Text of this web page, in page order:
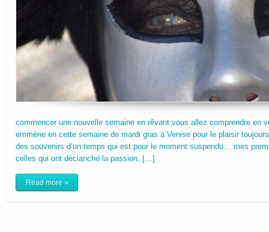
commencer une nouvelle semaine en rêvant vous allez comprendre en
emmène en cette semaine de mardi gras à Venise pour le plaisir
des souvenirs d’un temps qui est pour le moment suspendu… mes
celles qui ont déclanché la passion, […]
Read more »